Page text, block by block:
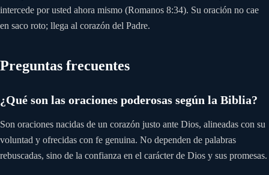
intercede por usted ahora mismo (Romanos 8:34). Su oración no cae
en saco roto; llega al corazón del Padre.
Preguntas frecuentes
¿Qué son las oraciones poderosas según la Biblia?
Son oraciones nacidas de un corazón justo ante Dios, alineadas con su
voluntad y ofrecidas con fe genuina. No dependen de palabras
rebuscadas, sino de la confianza en el carácter de Dios y sus promesas.